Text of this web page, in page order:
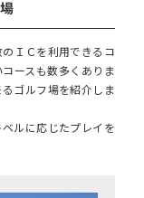
ＩＣを利用できるコ
ースも数多くありま
ゴルフ場を紹介しま
ルに応じたプレイを